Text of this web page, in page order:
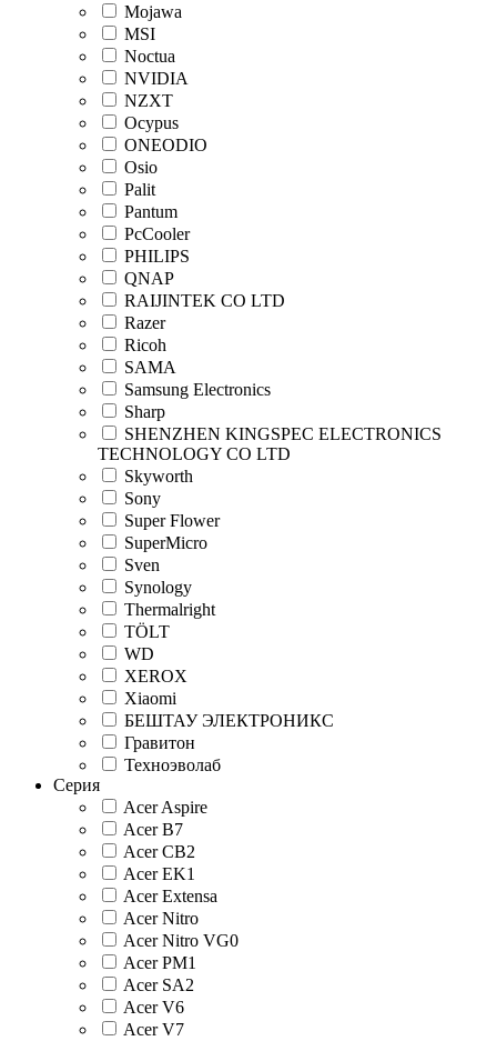
Mojawa
MSI
Noctua
NVIDIA
NZXT
Ocypus
ONEODIO
Osio
Palit
Pantum
PcCooler
PHILIPS
QNAP
RAIJINTEK CO LTD
Razer
Ricoh
SAMA
Samsung Electronics
Sharp
SHENZHEN KINGSPEC ELECTRONICS
TECHNOLOGY CO LTD
Skyworth
Sony
Super Flower
SuperMicro
Sven
Synology
Thermalright
TÖLT
WD
XEROX
Xiaomi
БЕШТАУ ЭЛЕКТРОНИКС
Гравитон
Техноэволаб
Серия
Acer Aspire
Acer B7
Acer CB2
Acer EK1
Acer Extensa
Acer Nitro
Acer Nitro VG0
Acer PM1
Acer SA2
Acer V6
Acer V7